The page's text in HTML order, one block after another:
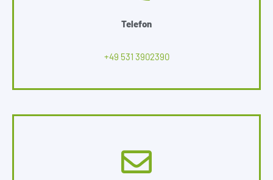
Telefon
+49 531 3902390